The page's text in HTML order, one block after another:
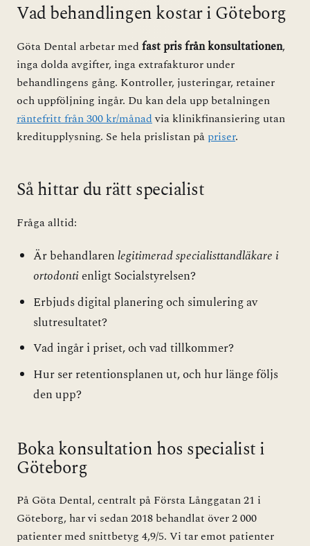
Vad behandlingen kostar i Göteborg
Göta Dental arbetar med fast pris från konsultationen,
inga dolda avgifter, inga extrafakturor under
behandlingens gång. Kontroller, justeringar, retainer
och uppföljning ingår. Du kan dela upp betalningen
räntefritt från 300 kr/månadvia klinikfinansiering utan
kreditupplysning. Se hela prislistan på priser.
Så hittar du rätt specialist
Fråga alltid:
Är behandlarenlegitimerad specialisttandläkare i
ortodontienligt Socialstyrelsen?
Erbjuds digital planering och simulering av
slutresultatet?
Vad ingår i priset, och vad tillkommer?
Hur ser retentionsplanen ut, och hur länge följs
den upp?
Boka konsultation hos specialist i
Göteborg
På Göta Dental, centralt på Första Långgatan 21 i
Göteborg, har vi sedan 2018 behandlat över 2 000
patienter med snittbetyg 4,9/5. Vi tar emot patienter